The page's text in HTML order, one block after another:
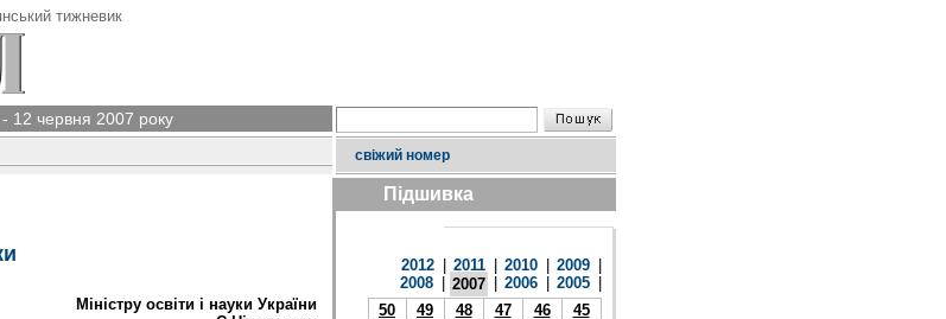
тижневик
12 червня 2007 року
свіжий номер
Мініструосвітиі наукиУкраїни
Підшивка
2012 2011 2010 2009
2008
2007 2006 2005
50
49 48 47 46
45